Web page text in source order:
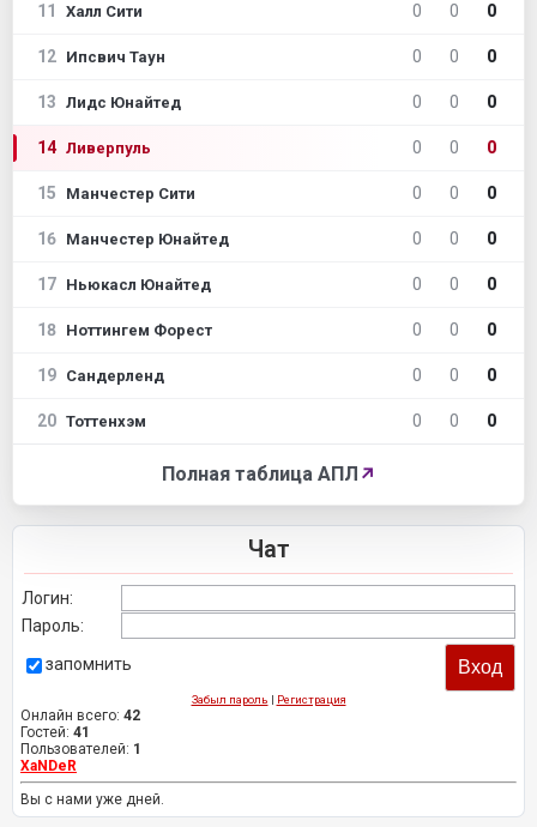
11 Халл Сити 0 0 0
12 Ипсвич Таун 0 0 0
13 Лидс Юнайтед 0 0 0
14 Ливерпуль 0 0 0
15 Манчестер Сити 0 0 0
16 Манчестер Юнайтед 0 0 0
17 Ньюкасл Юнайтед 0 0 0
18 Ноттингем Форест 0 0 0
19 Сандерленд 0 0 0
20 Тоттенхэм 0 0 0
Полная таблица АПЛ ↗
Чат
Логин:
Пароль:
запомнить
Забыл пароль | Регистрация
Онлайн всего: 42
Гостей: 41
Пользователей: 1
XaNDeR
Вы с нами уже дней.